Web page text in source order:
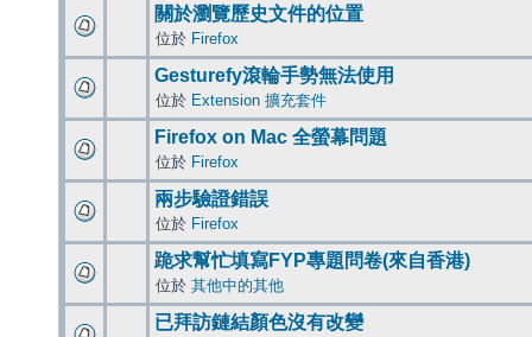
關於瀏覽歷史文件的位置
位於 Firefox
Gesturefy滾輪手勢無法使用
位於 Extension 擴充套件
Firefox on Mac 全螢幕問題
位於 Firefox
兩步驗證錯誤
位於 Firefox
跪求幫忙填寫FYP專題問卷(來自香港)
位於 其他中的其他
已拜訪鏈結顏色沒有改變